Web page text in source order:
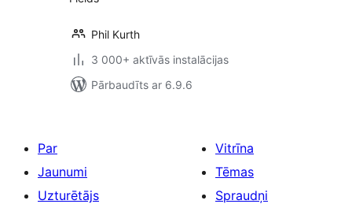
Phil Kurth
3 000+ aktīvās instalācijas
Pārbaudīts ar 6.9.6
Par
Jaunumi
Uzturētājs
Vitrīna
Tēmas
Spraudņi